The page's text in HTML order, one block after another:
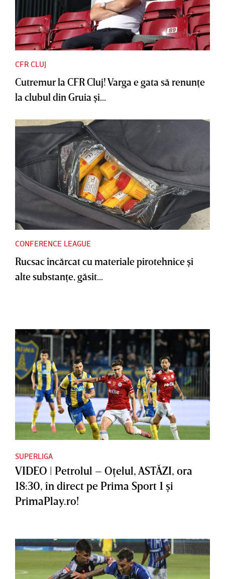
CFR CLUJ
Cutremur la CFR Cluj! Varga e gata să renunţe
la clubul din Gruia şi...
CONFERENCE LEAGUE
Rucsac încărcat cu materiale pirotehnice şi
alte substanţe, găsit...
SUPERLIGA
VIDEO | Petrolul – Oţelul, ASTĂZI, ora
18:30, în direct pe Prima Sport 1 şi
PrimaPlay.ro!